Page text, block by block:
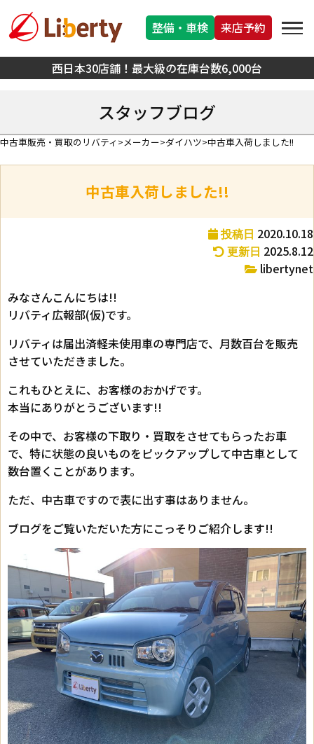
西日本30店舗！最大級の在庫台数6,000台
整備・車検 来店予約
スタッフブログ
中古車販売・買取のリバティ メーカー ダイハツ 中古車入荷しました!!
中古車入荷しました!!
投稿日 2020.10.18
更新日 2025.8.12
libertynet
みなさんこんにちは!!
リバティ広報部(仮)です。
リバティは届出済軽未使用車の専門店で、月数百台を販売
させていただきました。
これもひとえに、お客様のおかげです。
本当にありがとうございます!!
その中で、お客様の下取り・買取をさせてもらったお車
で、特に状態の良いものをピックアップして中古車として
数台置くことがあります。
ただ、中古車ですので表に出す事はありません。
ブログをご覧いただいた方にこっそりご紹介します!!